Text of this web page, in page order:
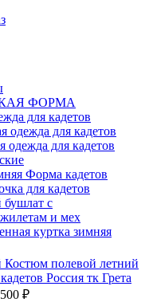
ФОРМА
для кадетов
одежда для кадетов
одежда для кадетов
Форма кадетов
для кадетов
с
и мех
куртка зимняя
полевой летний
Россия тк Грета
₽